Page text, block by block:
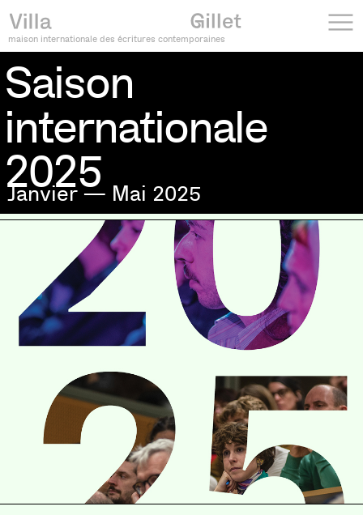
maison internationale des écritures contemporaines
Saison
internationale
2025
Janvier — Mai 2025
Saison internationale 2025